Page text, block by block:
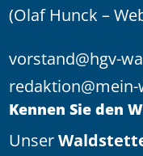
(Olaf Hunck –
vorstand@hgv-
Kennen Sie den
Unser